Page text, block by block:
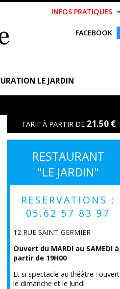
INFOS PRATIQUES
FACEBOOK
LE JARDIN
TARIF À PARTIR DE 21.50 €
RESTAURANT
"LE JARDIN"
RESERVATIONS :
05.62 57 83 97
12 RUE SAINT GERMIER
Ouvert du MARDI au SAMEDI à
partir de 19H00
Et si spectacle au théâtre : ouvert
le dimanche et le lundi